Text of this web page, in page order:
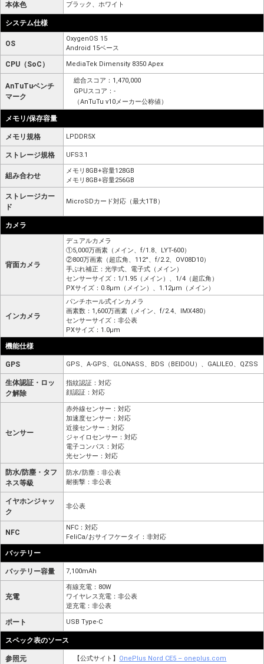
本体色 ブラック、ホワイト
システム仕様
OS
OxygenOS 15
Android 15ベース
CPU（SoC） MediaTek Dimensity 8350 Apex
AnTuTuベンチ
マーク
総合スコア：1,470,000
GPUスコア：-
（AnTuTu v10メーカー公称値）
メモリ/保存容量
メモリ規格 LPDDR5X
ストレージ規格 UFS3.1
組み合わせ
メモリ8GB+容量128GB
メモリ8GB+容量256GB
ストレージカー
ド
MicroSDカード対応（最大1TB）
カメラ
背面カメラ
デュアルカメラ
①5,000万画素（メイン、f/1.8、LYT-600）
②800万画素（超広角、112°、f/2.2、OV08D10）
手ぶれ補正：光学式、電子式（メイン）
センサーサイズ：1/1.95（メイン）、1/4（超広角）
PXサイズ：0.8μm（メイン）、1.12μm（メイン）
インカメラ
パンチホール式インカメラ
画素数：1,600万画素（メイン、f/2.4、IMX480）
センサーサイズ：非公表
PXサイズ：1.0μm
機能仕様
GPS GPS、A-GPS、GLONASS、BDS（BEIDOU）、GALILEO、QZSS
生体認証・ロッ
ク解除
指紋認証：対応
顔認証：対応
センサー
赤外線センサー：対応
加速度センサー：対応
近接センサー：対応
ジャイロセンサー：対応
電子コンパス：対応
光センサー：対応
防水/防塵・タフ
ネス等級
防水/防塵：非公表
耐衝撃：非公表
イヤホンジャッ
ク
非公表
NFC
NFC：対応
FeliCa/おサイフケータイ：非対応
バッテリー
バッテリー容量 7,100mAh
充電
有線充電：80W
ワイヤレス充電：非公表
逆充電：非公表
ポート USB Type-C
スペック表のソース
参照元 【公式サイト】 OnePlus Nord CE5 – oneplus.com